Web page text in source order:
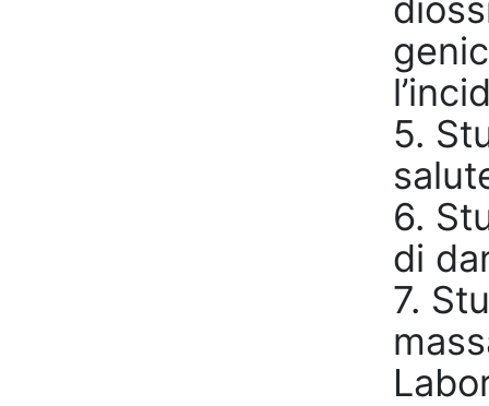
5.
6.
di
7.